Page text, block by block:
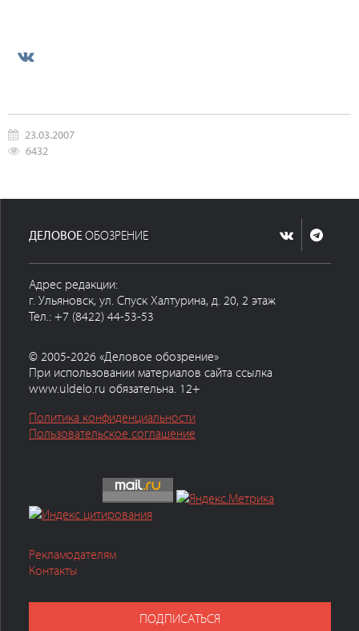
23.03.2007
6432
ДЕЛОВОЕ ОБОЗРЕНИЕ
Адрес редакции:
г. Ульяновск, ул. Спуск Халтурина, д. 20, 2 этаж
Тел.: +7 (8422) 44-53-53
© 2005-2026 «Деловое обозрение»
При использовании материалов сайта ссылка
www.uldelo.ru обязательна. 12+
Политика конфиденциальности
Пользовательское соглашение
Рекламодателям
Контакты
ПОДПИСАТЬСЯ